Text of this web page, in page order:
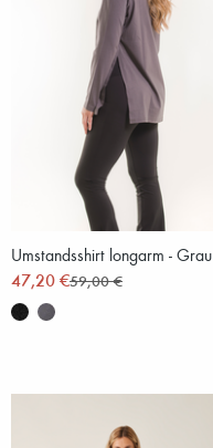
Umstandsshirt longarm - Grau
47,20 €59,00 €